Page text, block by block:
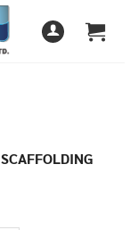
SCAFFOLDING